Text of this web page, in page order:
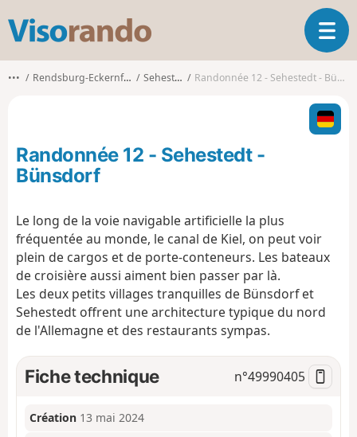
s
o
o
O
u
v
i
r
l
a
••• Rendsburg-Eckernförde Sehestedt Randonnée 12 - Sehestedt - Bünsdorf
Randonnée 12 - Sehestedt -
Bünsdorf
Le long de la voie navigable artificielle la plus
fréquentée au monde, le canal de Kiel, on peut voir
plein de cargos et de porte-conteneurs. Les bateaux
de croisière aussi aiment bien passer par là.
Les deux petits villages tranquilles de Bünsdorf et
Sehestedt offrent une architecture typique du nord
de l'Allemagne et des restaurants sympas.
Fiche technique n°49990405
Création 13 mai 2024